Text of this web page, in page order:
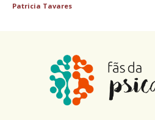
Patricia Tavares